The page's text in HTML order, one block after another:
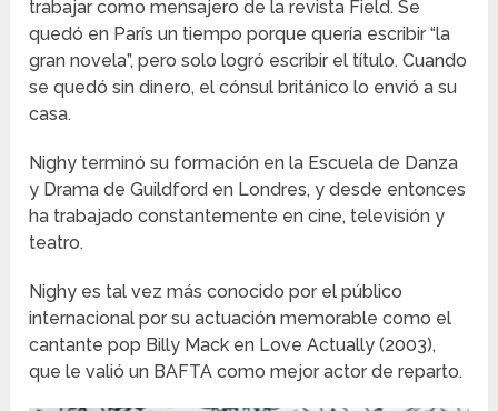
trabajar como mensajero de la revista Field. Se
quedó en París un tiempo porque quería escribir “la
gran novela”, pero solo logró escribir el título. Cuando
se quedó sin dinero, el cónsul británico lo envió a su
casa.
Nighy terminó su formación en la Escuela de Danza
y Drama de Guildford en Londres, y desde entonces
ha trabajado constantemente en cine, televisión y
teatro.
Nighy es tal vez más conocido por el público
internacional por su actuación memorable como el
cantante pop Billy Mack en Love Actually (2003),
que le valió un BAFTA como mejor actor de reparto.